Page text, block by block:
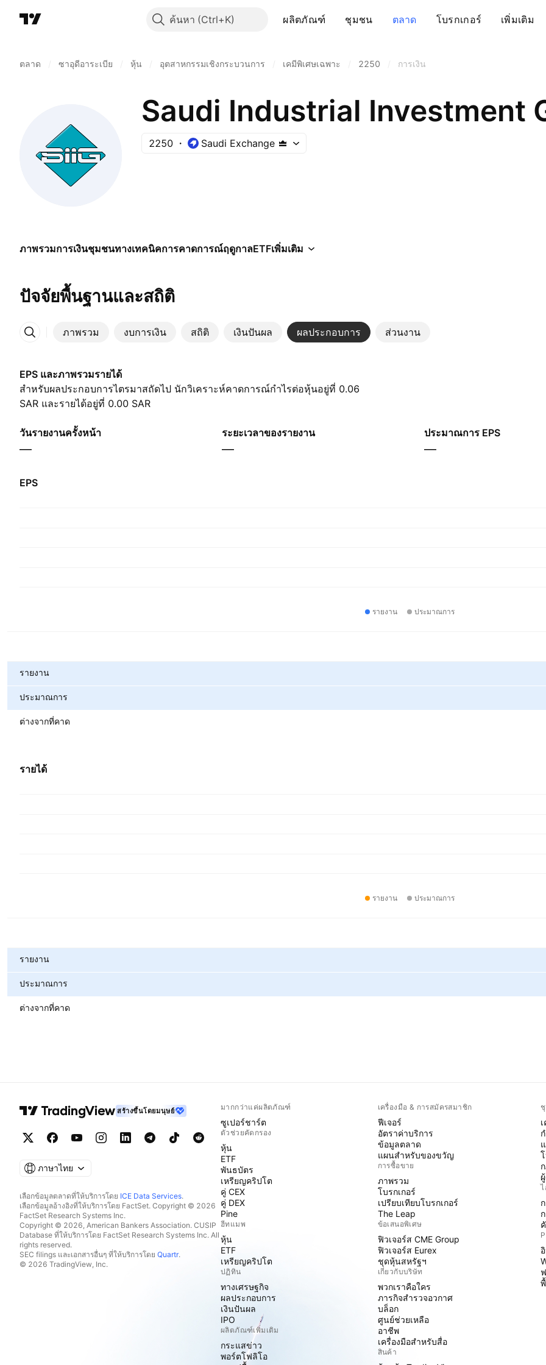
ค้นหา ผลิตภัณฑ์ ชุมชน ตลาด โบรกเกอร์ เพิ่มเติม
ตลาด ซาอุดีอาระเบีย หุ้น อุตสาหกรรมเชิงกระบวนการ เคมีพิเศษเฉพาะ 2250 การเงิน
Saudi Industrial Investment
2250 Saudi Exchange
ภาพรวมการเงินชุมชนทางเทคนิคการคาดการณ์ฤดูกาลETFเพิ่มเติม
ปัจจัยพื้นฐานและสถิติ
ภาพรวม งบการเงิน สถิติ เงินปันผล ผลประกอบการ ส่วนงาน
เพิ่มเติม
EPS และภาพรวมรายได้
สำหรับผลประกอบการไตรมาสถัดไป นักวิเคราะห์คาดการณ์กำไรต่อหุ้นอยู่ที่ 0.06
SAR และรายได้อยู่ที่ 0.00 SAR
วันรายงานครั้งหน้า
—
ระยะเวลาของรายงาน
—
ประมาณการ EPS
—
EPS
รายงาน ประมาณการ
รายงาน
ประมาณการ
ต่างจากที่คาด
รายได้
รายงาน ประมาณการ
รายงาน
ประมาณการ
ต่างจากที่คาด
สร้างขึ้นโดยมนุษย์
ภาษาไทย
เลือกข้อมูลตลาดที่ให้บริการโดย ICE Data Services.
เลือกข้อมูลอ้างอิงที่ให้บริการโดย FactSet. Copyright © 2026
FactSet Research Systems Inc.
Copyright © 2026, American Bankers Association. CUSIP
Database ที่ให้บริการโดย FactSet Research Systems Inc. All
rights reserved.
SEC filings และเอกสารอื่นๆ ที่ให้บริการโดย Quartr.
© 2026 TradingView, Inc.
มากกว่าแค่ผลิตภัณฑ์
ซูเปอร์ชาร์ต
ตัวช่วยคัดกรอง
หุ้น
ETF
พันธบัตร
เหรียญคริปโต
คู่ CEX
คู่ DEX
Pine
ฮีทแมพ
หุ้น
ETF
เหรียญคริปโต
ปฏิทิน
ทางเศรษฐกิจ
ผลประกอบการ
เงินปันผล
IPO
ผลิตภัณฑ์เพิ่มเติม
กระแสข่าว
พอร์ตโฟลิโอ
เครื่องมือ & การสมัครสมาชิก
ฟีเจอร์
อัตราค่าบริการ
ข้อมูลตลาด
แผนสำหรับของขวัญ
การซื้อขาย
ภาพรวม
โบรกเกอร์
เปรียบเทียบโบรกเกอร์
The Leap
ข้อเสนอพิเศษ
ฟิวเจอร์ส CME Group
ฟิวเจอร์ส Eurex
ชุดหุ้นสหรัฐฯ
เกี่ยวกับบริษัท
พวกเราคือใคร
ภารกิจสำรวจอวกาศ
บล็อก
ศูนย์ช่วยเหลือ
อาชีพ
เครื่องมือสำหรับสื่อ
สินค้า